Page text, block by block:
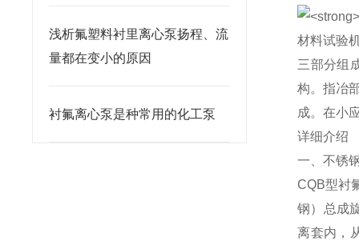
浅析氟塑料衬里离心泵扬程、流
量都在变小的原因
衬氟离心泵是种常用的化工泵
材料试验
三部分组
构。指冶
成。在小
详细介绍
一、不锈
CQB型衬
钢）总成
离套内，